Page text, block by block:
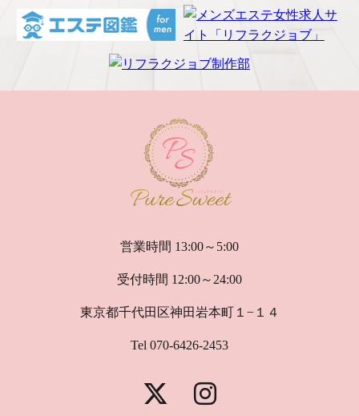
営業時間 13:00～5:00
受付時間 12:00～24:00
東京都千代田区神田岩本町１−１４
Tel 070-6426-2453